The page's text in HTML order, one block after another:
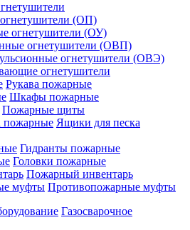
(ОП)
огнетушители (ОУ)
огнетушители (ОВП)
огнетушители (ОВЭ)
огнетушители
Рукава пожарные
Шкафы пожарные
Пожарные щиты
Ящики для песка
Гидранты пожарные
Головки пожарные
Пожарный инвентарь
Противопожарные муфты
Газосварочное